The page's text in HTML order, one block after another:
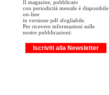
Il magazine, pubblicato
con periodicità mensile è disponibile
on-line
in versione pdf sfogliabile.
Per ricevere informazioni sulle
nostre pubblicazioni:
Iscriviti alla Newsletter